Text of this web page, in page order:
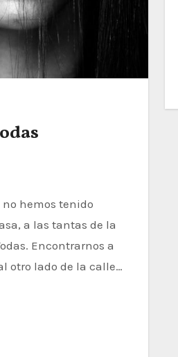
a las tantas de la
Encontrarnos a
otro lado de la calle…